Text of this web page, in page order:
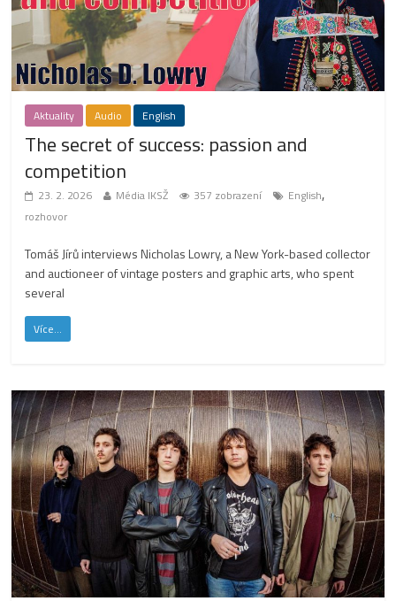
Aktuality Audio English
The secret of success: passion and
competition
23. 2. 2026 Média IKSŽ 357 zobrazení English,
rozhovor
Tomáš Jírů interviews Nicholas Lowry, a New York-based collector
and auctioneer of vintage posters and graphic arts, who spent
several
Více...